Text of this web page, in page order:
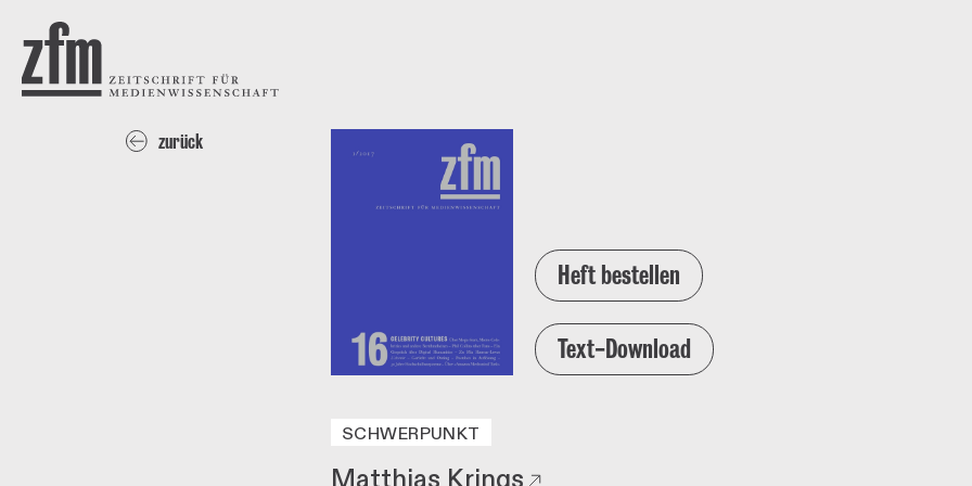
ZEITSCHRIFT FÜR
MEDIENWISSENSCHAFT
zurück
Heft bestellen
Text-Download
SCHWERPUNKT